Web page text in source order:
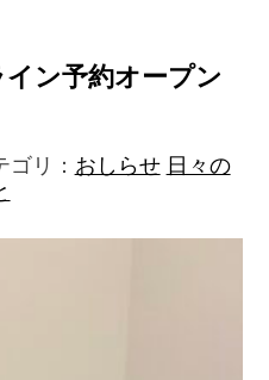
ン予約オープン
ゴリ： おしらせ 日々の